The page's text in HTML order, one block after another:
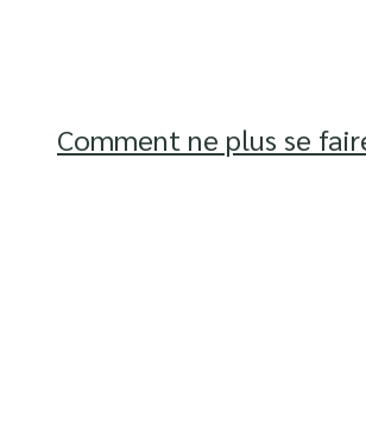
Comment ne plus se